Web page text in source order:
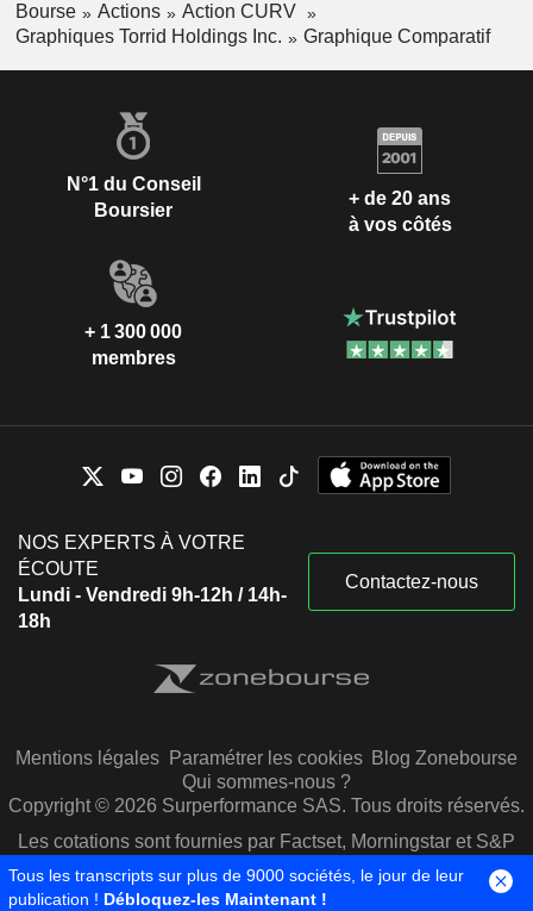
Bourse Actions
Action CURV
Graphiques Torrid Holdings Inc.
Graphique Comparatif
N°1 du Conseil
Boursier
+ de 20 ans
à vos côtés
+ 1 300 000
membres
NOS EXPERTS À VOTRE
ÉCOUTE
Lundi - Vendredi 9h-12h / 14h-
18h
Contactez-nous
Mentions légales Paramétrer les cookies Blog Zonebourse
Qui sommes-nous ?
Copyright © 2026 Surperformance SAS. Tous droits réservés.
Les cotations sont fournies par Factset, Morningstar et S&P
Capital IQ
Tous les transcripts sur plus de 9000 sociétés, le jour de leur
publication ! Débloquez-les Maintenant !